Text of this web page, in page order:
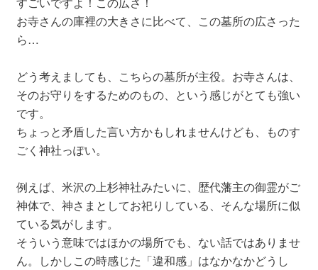
お寺さんの庫裡の大きさに比べて、この墓所の広さった
ら…
どう考えましても、こちらの墓所が主役。お寺さんは、
そのお守りをするためのもの、という感じがとても強い
です。
ちょっと矛盾した言い方かもしれませんけども、ものす
ごく神社っぽい。
例えば、米沢の上杉神社みたいに、歴代藩主の御霊がご
神体で、神さまとしてお祀りしている、そんな場所に似
ている気がします。
そういう意味ではほかの場所でも、ない話ではありませ
ん。しかしこの時感じた「違和感」はなかなかどうし